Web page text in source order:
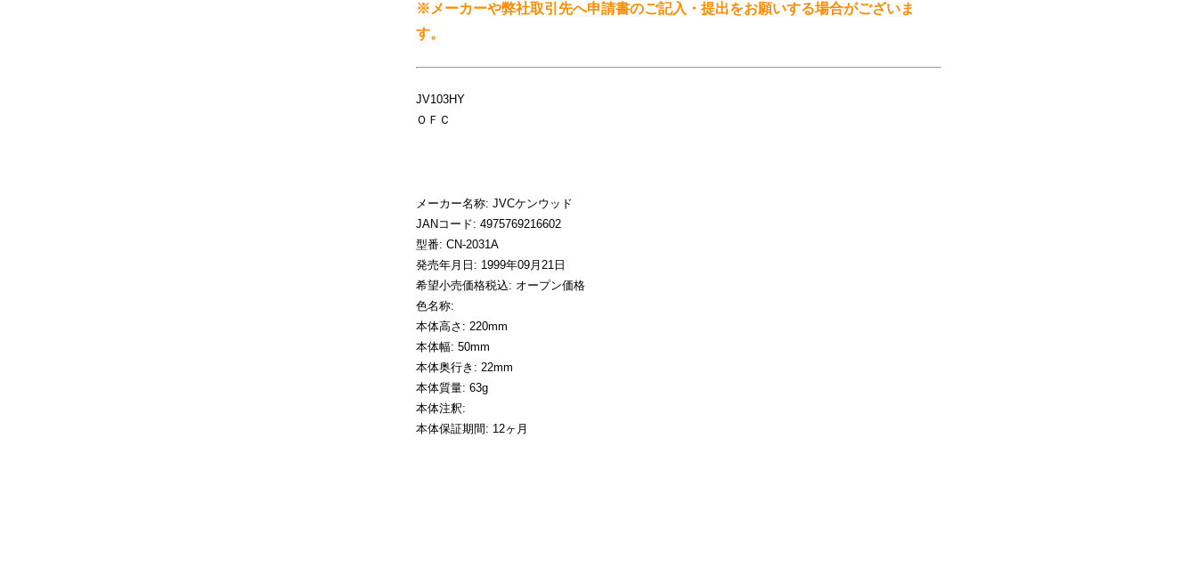
※メーカーや弊社取引先へ申請書のご記入・提出をお願いする場合がございま
す。
JV103HY
ＯＦＣ
メーカー名称: JVCケンウッド
JANコード: 4975769216602
型番: CN-2031A
発売年月日: 1999年09月21日
希望小売価格税込: オープン価格
色名称:
本体高さ: 220mm
本体幅: 50mm
本体奥行き: 22mm
本体質量: 63g
本体注釈:
本体保証期間: 12ヶ月